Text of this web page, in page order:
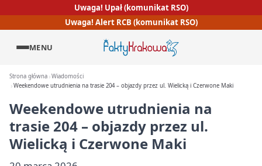
Uwaga! Upał (komunikat RSO)
Uwaga! Alert RCB (komunikat RSO)
MENU
Strona główna Wiadomości
Weekendowe utrudnienia na trasie 204 – objazdy przez ul. Wielicką i Czerwone Maki
Weekendowe utrudnienia na
trasie 204 – objazdy przez ul.
Wielicką i Czerwone Maki